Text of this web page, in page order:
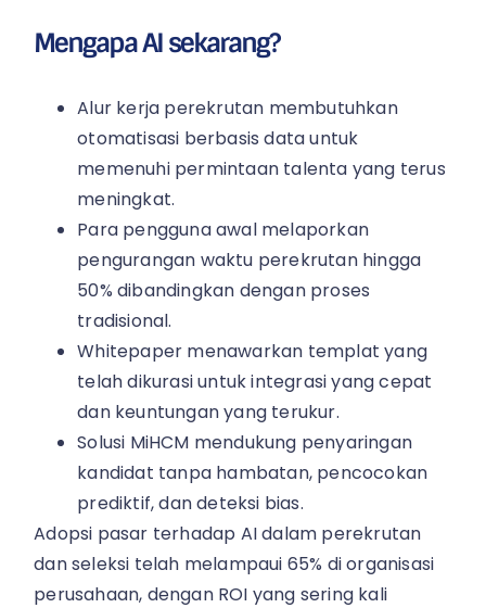
Mengapa AI sekarang?
Alur kerja perekrutan membutuhkan
otomatisasi berbasis data untuk
memenuhi permintaan talenta yang terus
meningkat.
Para pengguna awal melaporkan
pengurangan waktu perekrutan hingga
50% dibandingkan dengan proses
tradisional.
Whitepaper menawarkan templat yang
telah dikurasi untuk integrasi yang cepat
dan keuntungan yang terukur.
Solusi MiHCM mendukung penyaringan
kandidat tanpa hambatan, pencocokan
prediktif, dan deteksi bias.
Adopsi pasar terhadap AI dalam perekrutan
dan seleksi telah melampaui 65% di organisasi
perusahaan, dengan ROI yang sering kali